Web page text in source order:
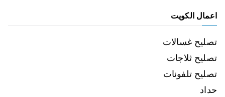
اعمال الكويت
تصليح غسالات
تصليح ثلاجات
تصليح تلفونات
حداد